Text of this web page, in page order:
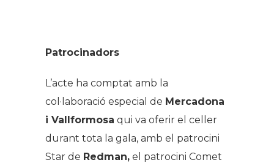
Patrocinadors
L’acte ha comptat amb la
col·laboració especial de Mercadona
i Vallformosa qui va oferir el celler
durant tota la gala, amb el patrocini
Star de Redman, el patrocini Comet